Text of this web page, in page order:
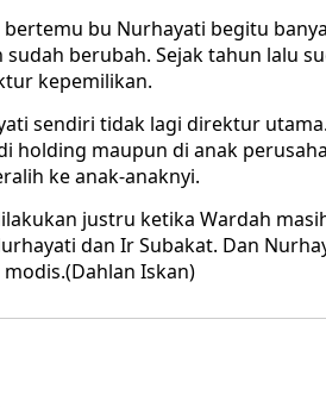
bu Nurhayati begitu
sudah berubah. Sejak tahun lalu
kepemilikan.
sendiri tidak lagi direktur
holding maupun di anak
ke anak-anaknyi.
justru ketika Wardah
dan Ir Subakat. Dan
Iskan)